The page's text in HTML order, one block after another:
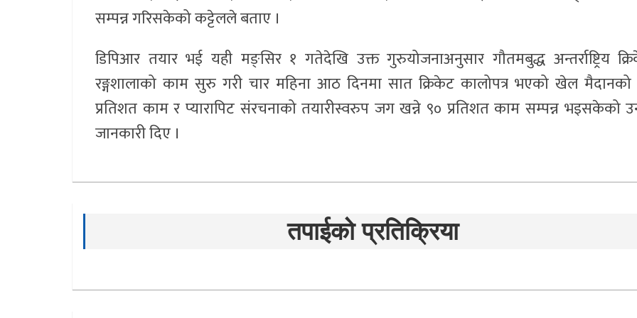
सम्पन्न गरिसकेको कट्टेलले बताए ।
डिपिआर तयार भई यही मङ्सिर १ गतेदेखि उक्त गुरुयोजनाअनुसार गौतमबुद्ध अन्तर्राष्ट्रिय
रङ्गशालाको काम सुरु गरी चार महिना आठ दिनमा सात क्रिकेट कालोपत्र भएको खेल
प्रतिशत काम र प्यारापिट संरचनाको तयारीस्वरुप जग खन्ने ९० प्रतिशत काम सम्पन्न भइसकेको
जानकारी दिए ।
तपाईको प्रतिक्रिया